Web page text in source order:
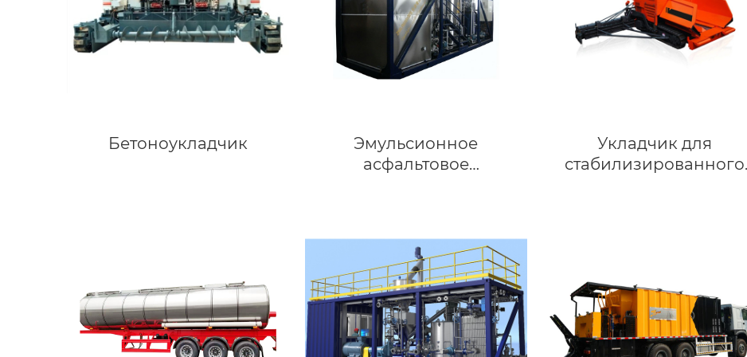
Бетоноукладчик
Эмульсионное
асфальтовое
Укладчик для
стабилизированного